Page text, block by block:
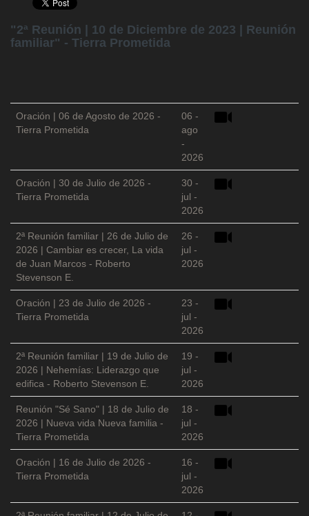
"2ª Reunión | 10 de Diciembre de 2023 | Reunión
familiar" - Tierra Prometida
Oración | 06 de Agosto de 2026 -
Tierra Prometida
06 -
ago
-
2026
Oración | 30 de Julio de 2026 -
Tierra Prometida
30 -
jul -
2026
2ª Reunión familiar | 26 de Julio de
2026 | Cambiar es crecer, La vida
de Juan Marcos - Roberto
Stevenson E.
26 -
jul -
2026
Oración | 23 de Julio de 2026 -
Tierra Prometida
23 -
jul -
2026
2ª Reunión familiar | 19 de Julio de
2026 | Nehemías: Liderazgo que
edifica - Roberto Stevenson E.
19 -
jul -
2026
Reunión "Sé Sano" | 18 de Julio de
2026 | Nueva vida Nueva familia -
Tierra Prometida
18 -
jul -
2026
Oración | 16 de Julio de 2026 -
Tierra Prometida
16 -
jul -
2026